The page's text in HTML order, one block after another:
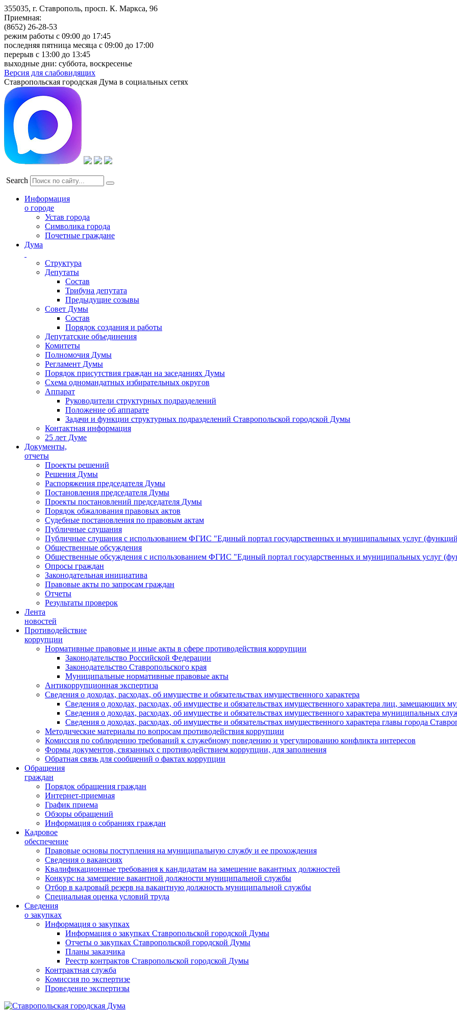
355035, г. Ставрополь, просп. К. Маркса, 96
Приемная:
(8652) 26-28-53
режим работы с 09:00 до 17:45
последняя пятница месяца с 09:00 до 17:00
перерыв с 13:00 до 13:45
выходные дни: суббота, воскресенье
Версия для слабовидящих
Ставропольская городская Дума в социальных сетях
Search
Информация
о городе
Устав города
Символика города
Почетные граждане
Дума
Структура
Депутаты
Состав
Трибуна депутата
Предыдущие созывы
Совет Думы
Состав
Порядок создания и работы
Депутатские объединения
Комитеты
Полномочия Думы
Регламент Думы
Порядок присутствия граждан на заседаниях Думы
Схема одномандатных избирательных округов
Аппарат
Руководители структурных подразделений
Положение об аппарате
Задачи и функции структурных подразделений Ставропольской городской Думы
Контактная информация
25 лет Думе
Документы,
отчеты
Проекты решений
Решения Думы
Распоряжения председателя Думы
Постановления председателя Думы
Проекты постановлений председателя Думы
Порядок обжалования правовых актов
Судебные постановления по правовым актам
Публичные слушания
Публичные слушания с использованием ФГИС "Единый портал государственных и муниципальных услуг
Общественные обсуждения
Общественные обсуждения с использованием ФГИС "Единый портал государственных и муниципальных услуг
Опросы граждан
Законодательная инициатива
Правовые акты по запросам граждан
Отчеты
Результаты проверок
Лента
новостей
Противодействие
коррупции
Нормативные правовые и иные акты в сфере противодействия коррупции
Законодательство Российской Федерации
Законодательство Ставропольского края
Муниципальные нормативные правовые акты
Антикоррупционная экспертиза
Сведения о доходах, расходах, об имуществе и обязательствах имущественного характера
Сведения о доходах, расходах, об имуществе и обязательствах имущественного характера лиц,
Сведения о доходах, расходах, об имуществе и обязательствах имущественного характера муниципальных
Сведения о доходах, расходах, об имуществе и обязательствах имущественного характера главы города
Методические материалы по вопросам противодействия коррупции
Комиссия по соблюдению требований к служебному поведению и урегулированию конфликта интересов
Формы документов, связанных с противодействием коррупции, для заполнения
Обратная связь для сообщений о фактах коррупции
Обращения
граждан
Порядок обращения граждан
Интернет-приемная
График приема
Обзоры обращений
Информация о собраниях граждан
Кадровое
обеспечение
Правовые основы поступления на муниципальную службу и ее прохождения
Сведения о вакансиях
Квалификационные требования к кандидатам на замещение вакантных должностей
Конкурс на замещение вакантной должности муниципальной службы
Отбор в кадровый резерв на вакантную должность муниципальной службы
Специальная оценка условий труда
Сведения
о закупках
Информация о закупках
Информация о закупках Ставропольской городской Думы
Отчеты о закупках Ставропольской городской Думы
Планы заказчика
Реестр контрактов Ставропольской городской Думы
Контрактная служба
Комиссия по экспертизе
Проведение экспертизы